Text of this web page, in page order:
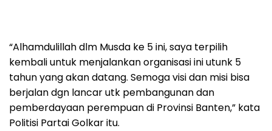
“Alhamdulillah dlm Musda ke 5 ini, saya terpilih
kembali untuk menjalankan organisasi ini utunk 5
tahun yang akan datang. Semoga visi dan misi bisa
berjalan dgn lancar utk pembangunan dan
pemberdayaan perempuan di Provinsi Banten,” kata
Politisi Partai Golkar itu.